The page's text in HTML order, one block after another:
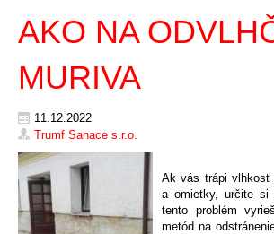
AKO NA
MURIVA
11.12.2022
Trumf Sanace s.r.o.
Ak vás trápi
a omietky, určite si
tento problém
metód na